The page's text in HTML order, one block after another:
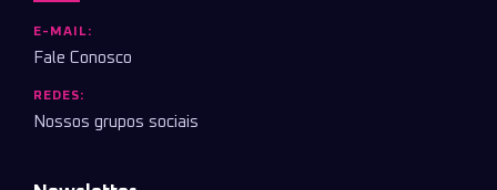
E-MAIL:
Fale Conosco
REDES:
Nossos grupos sociais